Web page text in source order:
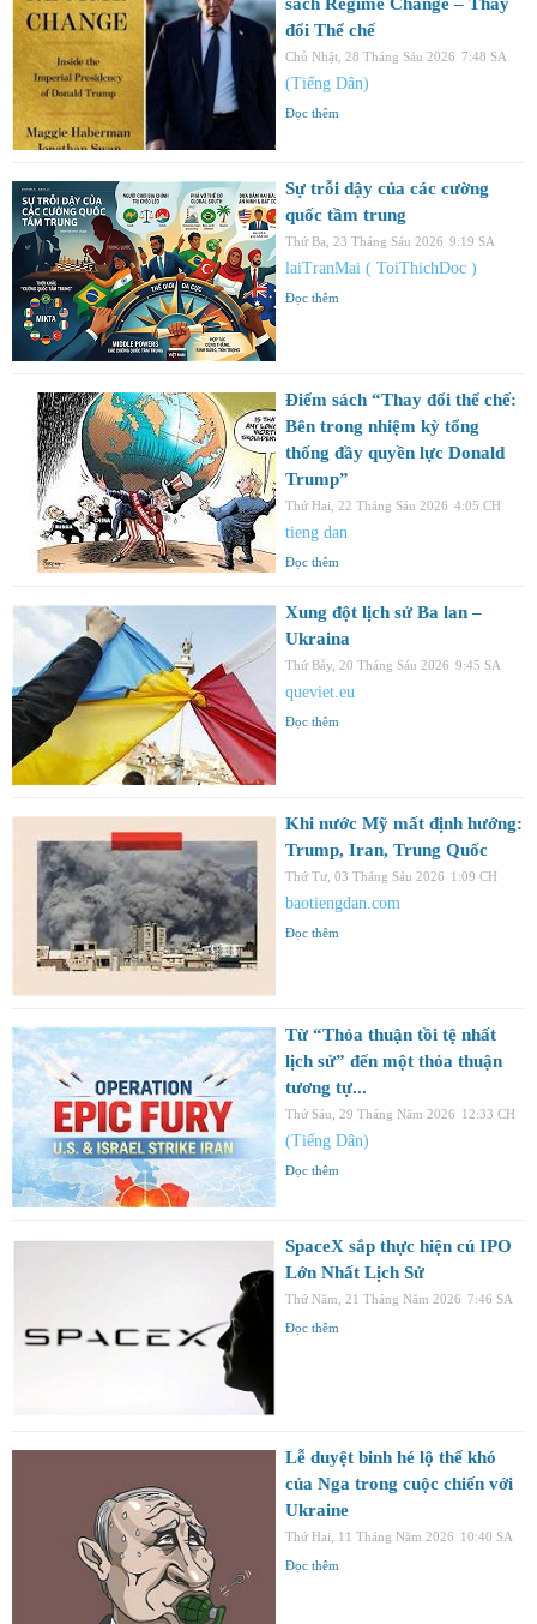
đổi Thể chế
Chủ Nhật, 28 Tháng Sáu 2026 7:48 SA
(Tiếng Dân)
Đọc thêm
Sự trỗi dậy của các cường
quốc tầm trung
Thứ Ba, 23 Tháng Sáu 2026 9:19 SA
laiTranMai ( ToiThichDoc )
Đọc thêm
Điểm sách “Thay đổi thể chế:
Bên trong nhiệm kỳ tổng
thống đầy quyền lực Donald
Trump”
Thứ Hai, 22 Tháng Sáu 2026 4:05 CH
tieng dan
Đọc thêm
Xung đột lịch sử Ba lan –
Ukraina
Thứ Bảy, 20 Tháng Sáu 2026 9:45 SA
queviet.eu
Đọc thêm
Khi nước Mỹ mất định hướng:
Trump, Iran, Trung Quốc
Thứ Tư, 03 Tháng Sáu 2026 1:09 CH
baotiengdan.com
Đọc thêm
Từ “Thỏa thuận tồi tệ nhất
lịch sử” đến một thỏa thuận
tương tự...
Thứ Sáu, 29 Tháng Năm 2026 12:33 CH
(Tiếng Dân)
Đọc thêm
SpaceX sắp thực hiện cú IPO
Lớn Nhất Lịch Sử
Thứ Năm, 21 Tháng Năm 2026 7:46 SA
Đọc thêm
Lễ duyệt binh hé lộ thế khó
của Nga trong cuộc chiến với
Ukraine
Thứ Hai, 11 Tháng Năm 2026 10:40 SA
Đọc thêm